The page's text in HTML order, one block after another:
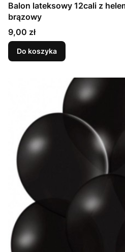
Balon lateksowy 12cali z
brązowy
Cena
9,00 zł
Do koszyka